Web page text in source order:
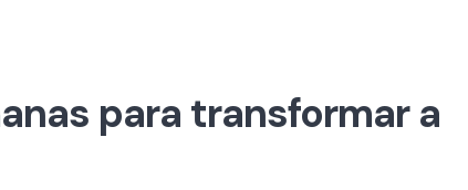
para transformar a